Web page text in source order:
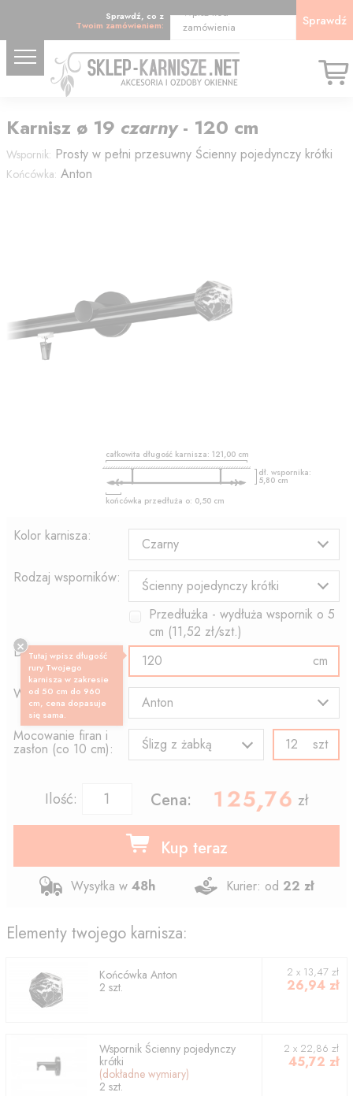
Sprawdź, co z
Twoim zamówieniem:
Wpisz kod
zamówienia
Sprawdź
Karnisz ø 19 czarny- 120 cm
Wspornik: Prosty w pełni przesuwny Ścienny pojedynczy krótki
Końcówka: Anton
całkowita długość karnisza: 121,00 cm
dł. wspornika:
5,80 cm
końcówka przedłuża o: 0,50 cm
Kolor karnisza:
Czarny
Rodzaj wsporników:
Ścienny pojedynczy krótki
Przedłużka - wydłuża wspornik o 5
cm (11,52 zł/szt.)
Długość profilu:
cm
Wzór końcówki:
Anton
Mocowanie firan i
zasłon (co 10 cm): Ślizg z żabką szt
Ilość: Cena: , zł
Kup teraz
Wysyłka w 48h Kurier: od 22 zł
Tutaj wpisz długość
rury Twojego
karnisza w zakresie
od 50 cm do 960
cm, cena dopasuje
się sama.
Elementy twojego karnisza:
Końcówka Anton
2 szt.
2 x 13,47 zł
26,94 zł
Wspornik Ścienny pojedynczy
krótki
(dokładne wymiary)
2 szt.
2 x 22,86 zł
45,72 zł